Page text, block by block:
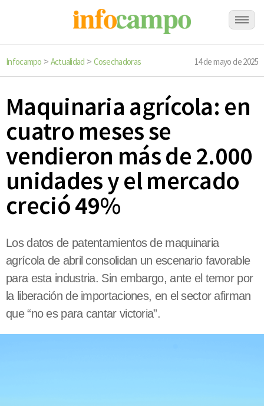
Infocampo > Actualidad > Cosechadoras 14 de mayo de 2025
Maquinaria agrícola: en
cuatro meses se
vendieron más de 2.000
unidades y el mercado
creció 49%
Los datos de patentamientos de maquinaria
agrícola de abril consolidan un escenario favorable
para esta industria. Sin embargo, ante el temor por
la liberación de importaciones, en el sector afirman
que “no es para cantar victoria”.